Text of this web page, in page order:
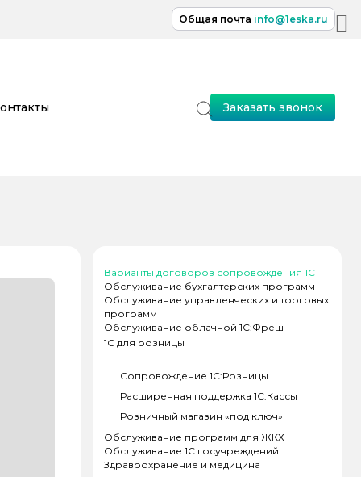
Общая почта info@1eska.ru
Заказать звонок
Варианты договоров сопровождения 1С
Обслуживание бухгалтерских программ
Обслуживание управленческих и торговых
программ
Обслуживание облачной 1С:Фреш
1C для розницы
Сопровождение 1С:Розницы
Расширенная поддержка 1С:Кассы
Розничный магазин «под ключ»
Обслуживание программ для ЖКХ
Обслуживание 1С госучреждений
Здравоохранение и медицина